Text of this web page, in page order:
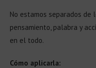
No estamos separados de
pensamiento, palabra y
en el todo.
Cómo aplicarla: